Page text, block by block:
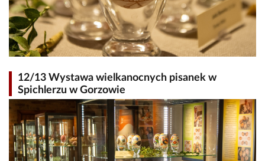
12/13 Wystawa wielkanocnych pisanek w
Spichlerzu w Gorzowie